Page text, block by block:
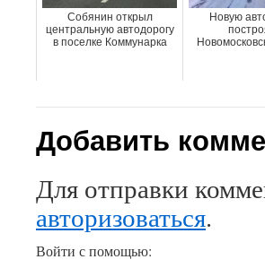
Собянин открыл
центральную автодорогу
в поселке Коммунарка
Новую
Добавить
Для отправки
авторизоваться.
Войти с помощью: